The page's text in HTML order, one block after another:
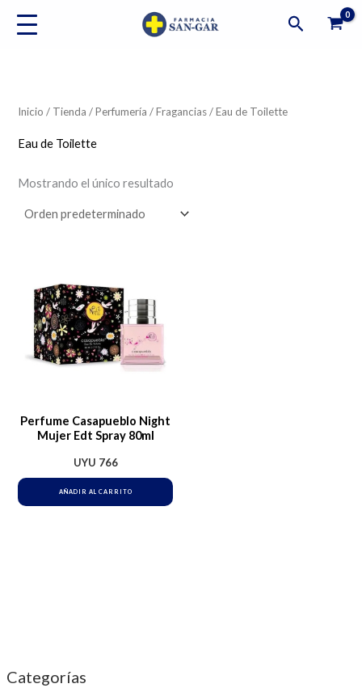
Buscar
Categorías
Inicio / Tienda /Perfumería /Fragancias/ Eau de Toilette
Eau de Toilette
Mostrando el único resultado
Perfume Casapueblo Night
Mujer Edt Spray 80ml
UYU 766
AÑADIR AL CARRITO